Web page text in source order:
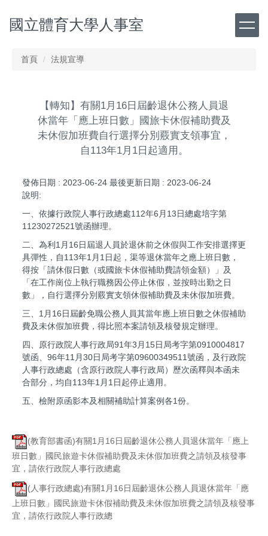
到
主
國立體育大學人事室
首頁 法規宣導
【轉知】有關1月16日屆齡退休公務人員退
休當年「應上班日數」國旅卡休假補助費及
未休假加班費自行選擇分別覈實支領事宜，
自113年1月1日起適用。
發佈日期 : 2023-06-24 最後更新日期 : 2023-06-24
說明:
一、依據行政院人事行政總處112年6月13日總處培字第
11230272521號函辦理。
二、為利1月16日屆退人員於退休前之休假與工作安排選擇更
具彈性，自113年1月1日起，渠等退休當年之應上班日數，
得按「請休假日數（或國旅卡休假補助費請領金額）」及
「在工作崗位上執行職務因公停止休假，並按時出勤之日
數」，自行選擇分別覈實支領休假補助費及未休假加班費。
三、1月16日屆齡免職公務人員其當年應上班日數之休假補助
費及未休假加班費，得比照本案請領及核發規定辦理。
四、原行政院人事行政局91年3月15日局考字第0910004817
號函、96年11月30日局考字第09600349511號函，及行政院
人事行政總處（含原行政院人事行政局）歷次函釋與本函未
合部分，均自113年1月1日起停止適用。
五、檢附原函影本及相關補助計算案例各1份。
(教育部書函)有關1月16日屆齡退休公務人員退休當年「應上
班日數」國民旅遊卡休假補助費及未休假加班費之請領及核發事
宜，請依行政院人事行政總處
(人事行政總處)有關1月16日屆齡退休公務人員退休當年「應
上班日數」國民旅遊卡休假補助費及未休假加班費之請領及核發事
宜，請依行政院人事行政總